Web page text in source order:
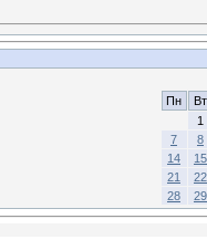
Пн
Вт
1
7
8
14
15
21
22
28
29